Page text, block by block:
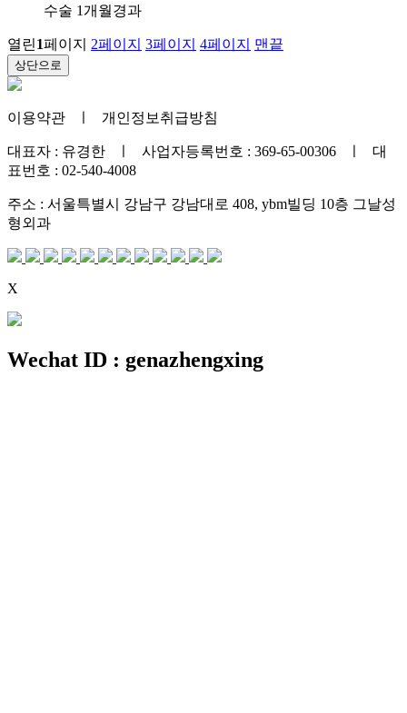
수술 1개월경과
열린1페이지 2페이지 3페이지 4페이지 맨끝
상단으로
이용약관 개인정보취급방침
대표자 : 유경한 ㅣ 사업자등록번호 : 369-65-00306 ㅣ 대
표번호 : 02-540-4008
주소 : 서울특별시 강남구 강남대로 408, ybm빌딩 10층 그날성
형외과
X
Wechat ID : genazhengxing